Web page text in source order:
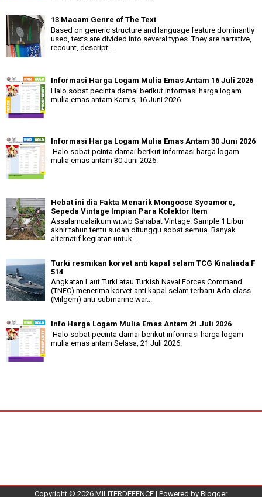
13 Macam Genre of The Text
Based on generic structure and language feature dominantly
used, texts are divided into several types. They are narrative,
recount, descript...
Informasi Harga Logam Mulia Emas Antam 16 Juli 2026
Halo sobat pecinta damai berikut informasi harga logam
mulia emas antam Kamis, 16 Juni 2026.
Informasi Harga Logam Mulia Emas Antam 30 Juni 2026
Halo sobat pcinta damai berikut informasi harga logam
mulia emas antam 30 Juni 2026.
Hebat ini dia Fakta Menarik Mongoose Sycamore,
Sepeda Vintage Impian Para Kolektor Item
Assalamualaikum wr.wb Sahabat Vintage. Sample 1 Libur
akhir tahun tentu sudah ditunggu sobat semua. Banyak
alternatif kegiatan untuk ...
Turki resmikan korvet anti kapal selam TCG Kinaliada F
514
Angkatan Laut Turki atau Turkish Naval Forces Command
(TNFC) menerima korvet anti kapal selam terbaru Ada-class
(Milgem) anti-submarine war...
Info Harga Logam Mulia Emas Antam 21 Juli 2026
Halo sobat pecinta damai berikut informasi harga logam
mulia emas antam Selasa, 21 Juli 2026.
Copyright © 2026 MILITERDEFENCE | Powered by Blogger